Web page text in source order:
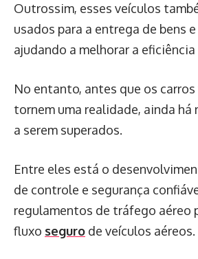
Outrossim, esses veículos
usados para a entrega de bens
ajudando a melhorar a
No entanto, antes que os
tornem uma realidade, ainda há
a serem superados.
Entre eles está o
de controle e segurança
regulamentos de tráfego aéreo
fluxo seguro de veículos aéreos.